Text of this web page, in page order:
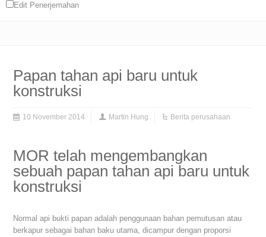
Edit Penerjemahan
Papan tahan api baru untuk
konstruksi
10 November 2014 Martin Hung Berita perusahaan
MOR telah mengembangkan
sebuah papan tahan api baru untuk
konstruksi
Normal api bukti papan adalah penggunaan bahan pemutusan atau
berkapur sebagai bahan baku utama, dicampur dengan proporsi